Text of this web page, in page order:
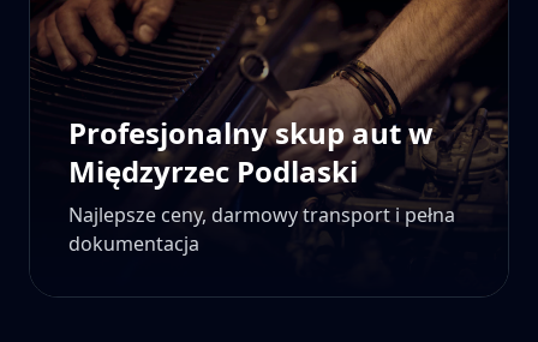
Profesjonalny skup aut w
Międzyrzec Podlaski
Najlepsze ceny, darmowy transport i pełna
dokumentacja